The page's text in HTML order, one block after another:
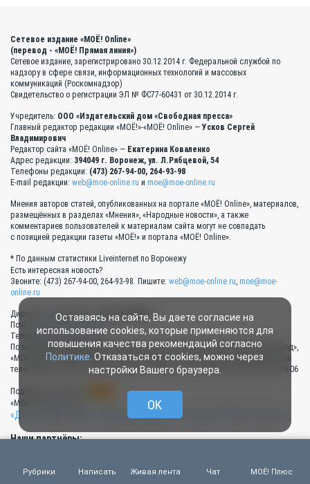
Сетевое издание «МОЁ! Online»
(перевод - «МОЁ! Прямая линия»)
Сетевое издание, зарегистрировано 30.12.2014 г. Федеральной службой по
надзору в сфере связи, информационных технологий и массовых
коммуникаций (Роскомнадзор)
Свидетельство о регистрации ЭЛ № ФС77-60431 от 30.12.2014 г.
Учредитель: ООО «Издательский дом «Свободная пресса»
Главный редактор редакции «МОЁ!»-«МОЁ! Online» — Усков Сергей
Владимирович
Редактор сайта «МОЁ! Online» — Екатерина Коваленко
Адрес редакции: 394049 г. Воронеж, ул. Л.Рябцевой, 54
Телефоны редакции: (473) 267-94-00, 264-93-98
E-mail редакции: web@moe-online.ru и moe@moe-online.ru
Мнения авторов статей, опубликованных на портале «МОЁ! Online», материалов,
размещённых в разделах «Мнения», «Народные новости», а также
комментариев пользователей к материалам сайта могут не совпадать
с позицией редакции газеты «МОЁ!» и портала «МОЁ! Online».
* По данным статистики Liveinternet по Воронежу
Есть интересная новость?
Звоните: (473) 267-94-00, 264-93-98. Пишите: web@moe-online.ru, moe@moe-
online.ru
Директор по рекламе —Анна Калинина
Почта:
Телефон 8 (473) 267-94-13
По вопросам размещения рекламы на портале «МОЁ! Online», «МОЁ! Белгород»,
«МОЁ! Курск», «МОЁ! Липецк», «МОЁ! Тамбов», в газете «МОЁ!» обращайтесь по
телефонам: 8 (473) 267-94-13, 267-94-11, 267-94-10, 267-94-08, 267-94-07, 267-94-06
Подписка на новости:
«МОЁ! Online» в сети:
«Дзен» «Одноклассники» YouTube
Наши партнёры:
Рубрики Написать Живая лента Чат МОЁ! Плюс
Оставаясь на сайте, Вы даете согласие на
использование cookies, которые применяются для
повышения качества рекомендаций согласно
Политике . Отказаться от cookies, можно через
настройки Вашего браузера.
OK